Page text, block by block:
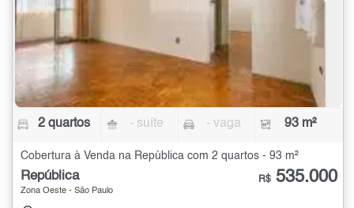
2 quartos - suíte - vaga 93 m²
Cobertura à Venda na República com 2 quartos - 93 m²
República
Zona Oeste - São Paulo
R$ 535.000